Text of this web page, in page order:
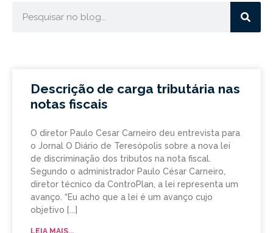
Descrição de carga tributária nas
notas fiscais
O diretor Paulo Cesar Carneiro deu entrevista para
o Jornal O Diário de Teresópolis sobre a nova lei
de discriminação dos tributos na nota fiscal.
Segundo o administrador Paulo César Carneiro,
diretor técnico da ControPlan, a lei representa um
avanço. “Eu acho que a lei é um avanço cujo
objetivo